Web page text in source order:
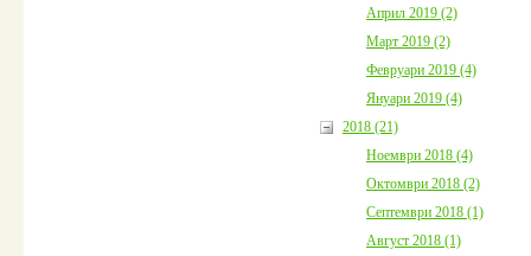
Април 2019 (2)
Март 2019 (2)
Февруари 2019 (4)
Януари 2019 (4)
2018 (21)
Ноември 2018 (4)
Октомври 2018 (2)
Септември 2018 (1)
Август 2018 (1)